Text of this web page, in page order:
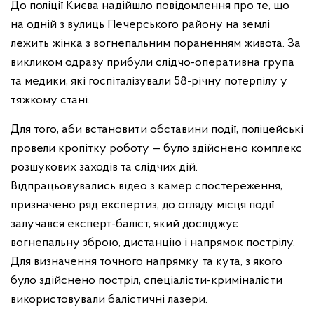
До поліції Києва надійшло повідомлення про те, що
на одній з вулиць Печерського району на землі
лежить жінка з вогнепальним пораненням живота. За
викликом одразу прибули слідчо-оперативна група
та медики, які госпіталізували 58-річну потерпілу у
тяжкому стані.
Для того, аби встановити обставини події, поліцейські
провели кропітку роботу — було здійснено комплекс
розшукових заходів та слідчих дій.
Відпрацьовувались відео з камер спостереження,
призначено ряд експертиз, до огляду місця події
залучався експерт-баліст, який досліджує
вогнепальну зброю, дистанцію і напрямок пострілу.
Для визначення точного напрямку та кута, з якого
було здійснено постріл, спеціалісти-криміналісти
використовували балістичні лазери.